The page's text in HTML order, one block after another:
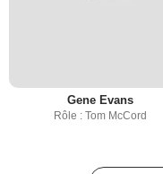
Gene Evans
Rôle : Tom McCord